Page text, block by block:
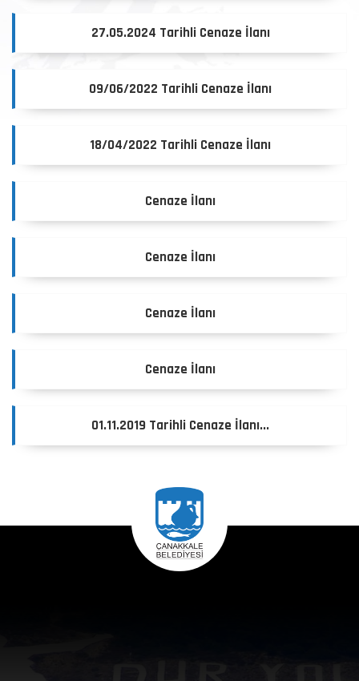
27.05.2024 Tarihli Cenaze İlanı
09/06/2022 Tarihli Cenaze İlanı
18/04/2022 Tarihli Cenaze İlanı
Cenaze İlanı
Cenaze İlanı
Cenaze İlanı
Cenaze İlanı
01.11.2019 Tarihli Cenaze İlanı...